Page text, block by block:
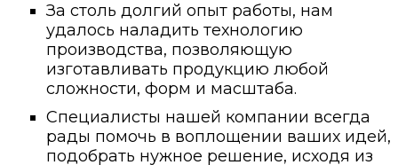
За столь долгий опыт работы, нам
удалось наладить технологию
производства, позволяющую
изготавливать продукцию любой
сложности, форм и масштаба.
Специалисты нашей компании всегда
рады помочь в воплощении ваших идей,
подобрать нужное решение, исходя из